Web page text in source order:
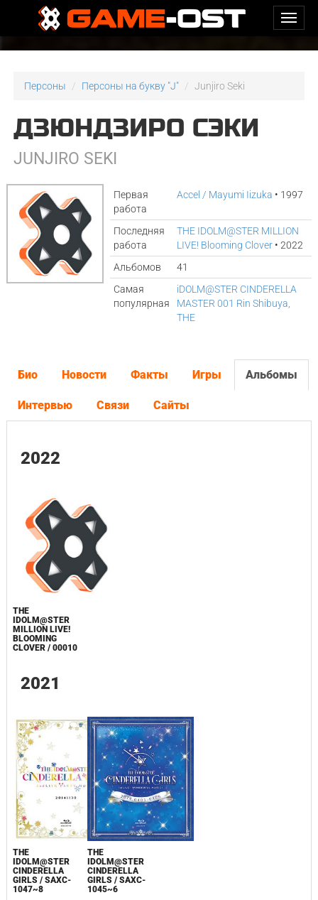
Персоны Персоны на букву "J" Junjiro Seki
ДЗЮНДЗИРО СЭКИ
JUNJIRO SEKI
Первая
работа
Accel / Mayumi Iizuka • 1997
Последняя
работа
THE IDOLM@STER MILLION
LIVE! Blooming Clover • 2022
Альбомов
41
Самая
популярная
iDOLM@STER CINDERELLA
MASTER 001 Rin Shibuya,
THE
Био Новости Факты Игры Альбомы
Интервью Связи Сайты
2022
THE
IDOLM@STER
MILLION LIVE!
BLOOMING
CLOVER / 00010
2021
THE
IDOLM@STER
CINDERELLA
GIRLS / SAXC-
1047~8
THE
IDOLM@STER
CINDERELLA
GIRLS / SAXC-
1045~6